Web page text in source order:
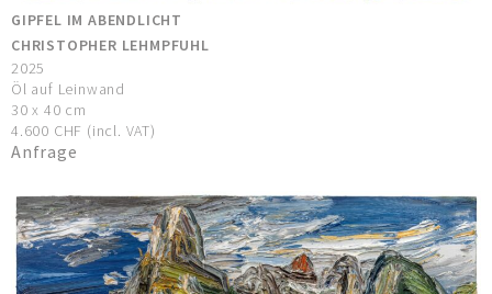
GIPFEL IM ABENDLICHT
CHRISTOPHER LEHMPFUHL
2025
Öl auf Leinwand
30 x 40 cm
4.600 CHF (incl. VAT)
Anfrage